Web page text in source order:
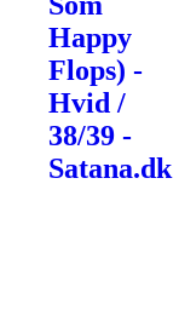
Happy
Flops) -
Hvid /
38/39 -
Satana.dk